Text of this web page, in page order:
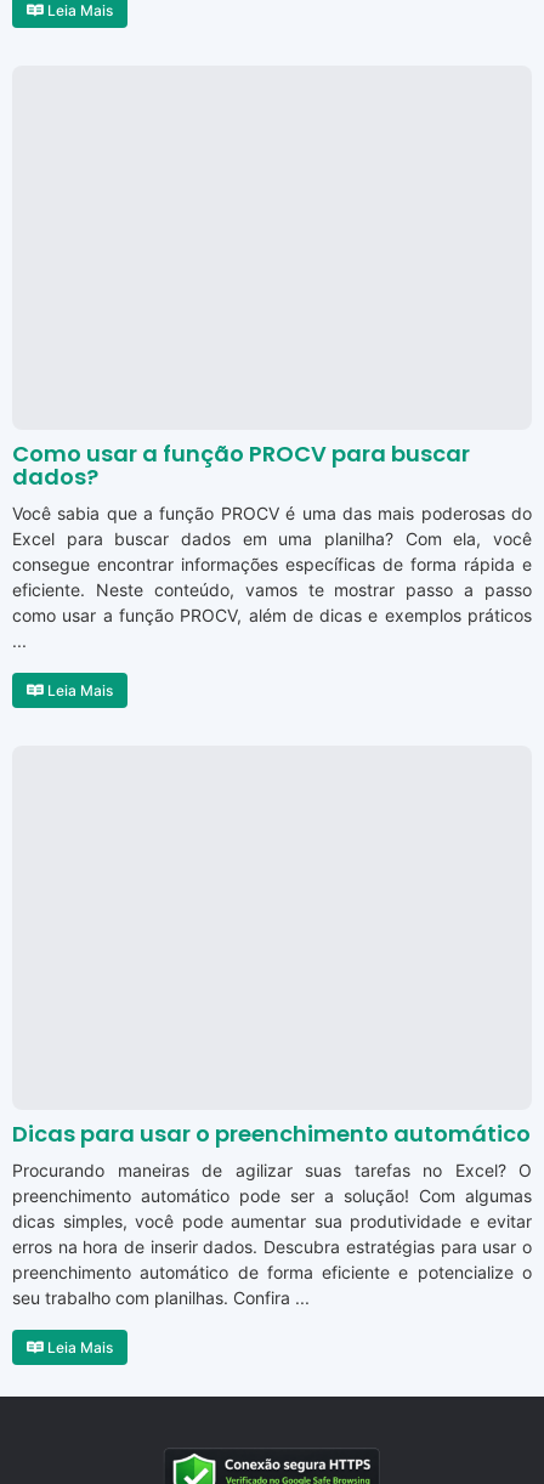
Leia Mais
Como usar a função PROCV para buscar
dados?
Você sabia que a função PROCV é uma das mais poderosas do
Excel para buscar dados em uma planilha? Com ela, você
consegue encontrar informações específicas de forma rápida e
eficiente. Neste conteúdo, vamos te mostrar passo a passo
como usar a função PROCV, além de dicas e exemplos práticos
...
Leia Mais
Dicas para usar o preenchimento automático
Procurando maneiras de agilizar suas tarefas no Excel? O
preenchimento automático pode ser a solução! Com algumas
dicas simples, você pode aumentar sua produtividade e evitar
erros na hora de inserir dados. Descubra estratégias para usar o
preenchimento automático de forma eficiente e potencialize o
seu trabalho com planilhas. Confira ...
Leia Mais